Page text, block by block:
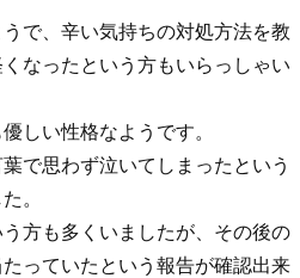
で、辛い気持ちの対処方法を教
なったという方もいらっしゃい
しい性格なようです。
で思わず泣いてしまったという
。
方も多くいましたが、その後の
っていたという報告が確認出来